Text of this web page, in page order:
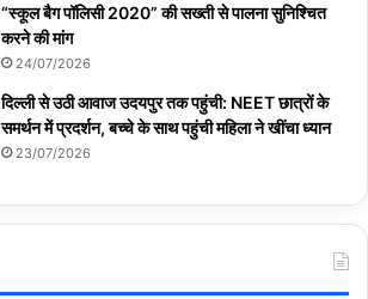
“स्कूल बैग पॉलिसी 2020” की सख्ती से पालना सुनिश्चित
करने की मांग
24/07/2026
दिल्ली से उठी आवाज उदयपुर तक पहुंची: NEET छात्रों के
समर्थन में प्रदर्शन, बच्चे के साथ पहुंची महिला ने खींचा ध्यान
23/07/2026